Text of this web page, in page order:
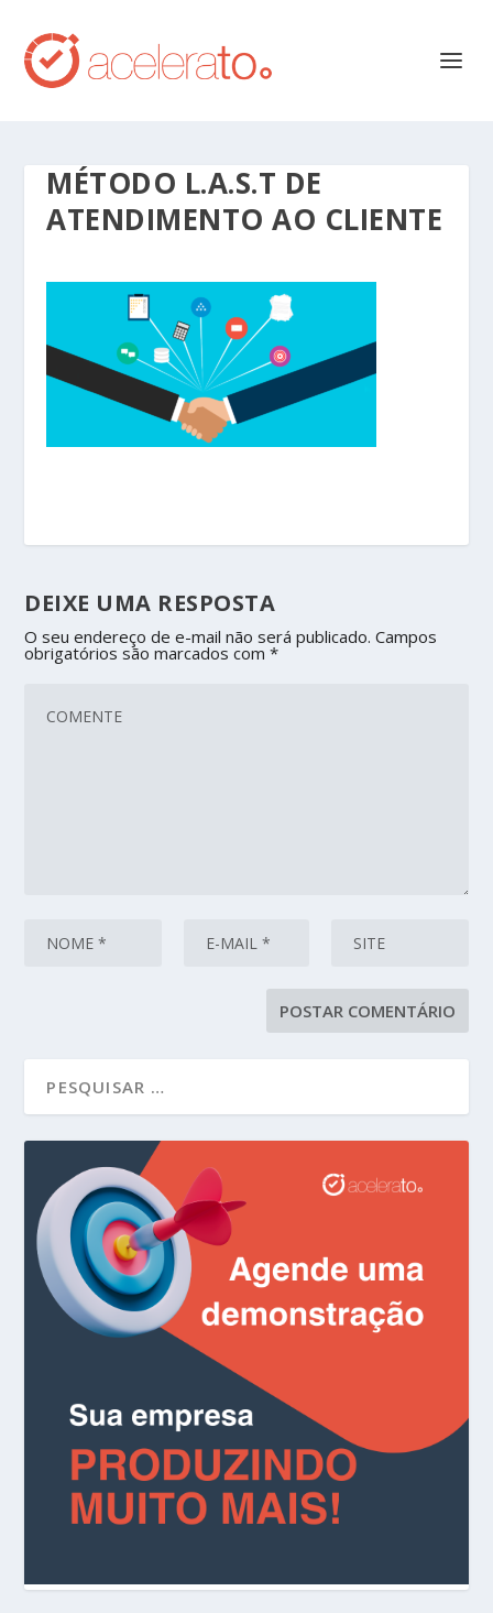
MÉTODO L.A.S.T DE
ATENDIMENTO AO CLIENTE
DEIXE UMA RESPOSTA
O seu endereço de e-mail não será publicado. Campos
obrigatórios são marcados com*